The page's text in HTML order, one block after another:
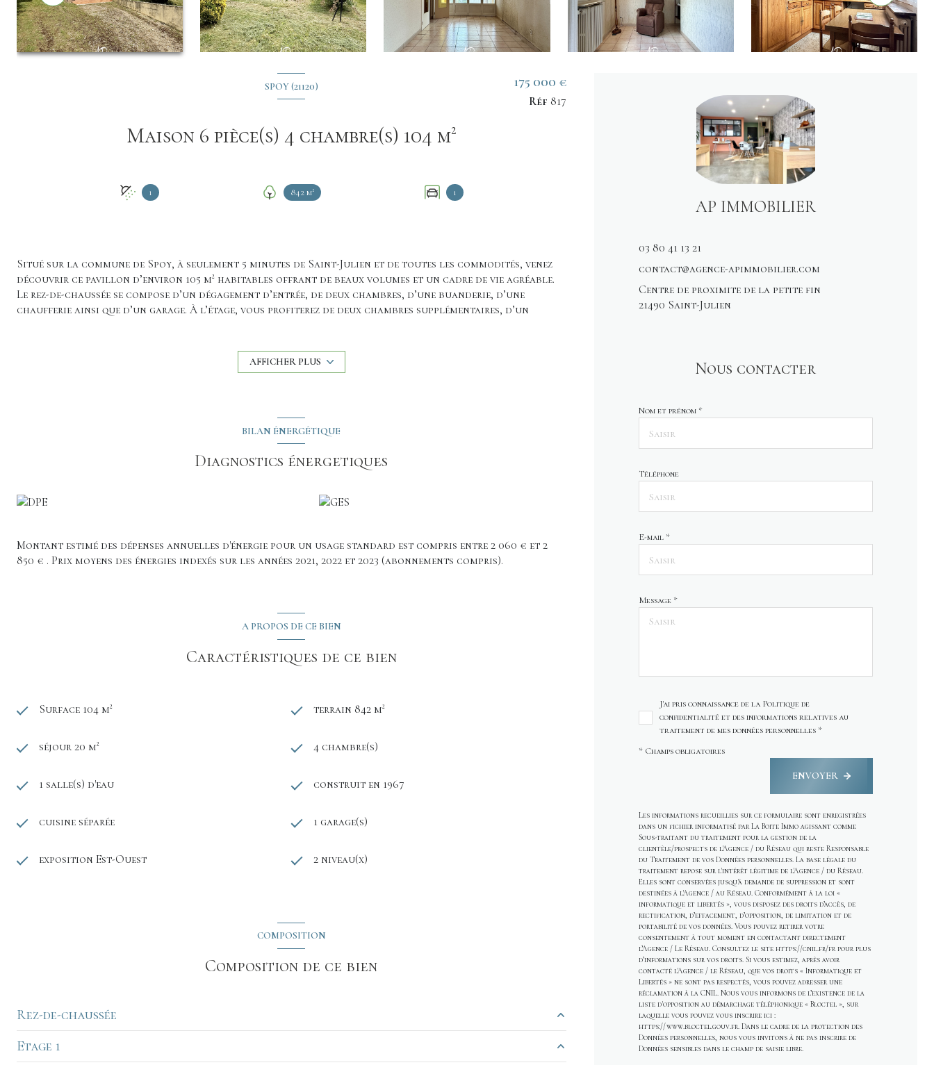
SPOY (21120)
Maison 6 pièce(s) 4 chambre(s) 104 m²
1 842 m² 1
175 000 €
Réf 817
Situé sur la commune de Spoy, à seulement 5 minutes de Saint-Julien et de toutes les commodités, venez
découvrir ce pavillon d’environ 105 m² habitables offrant de beaux volumes et un cadre de vie agréable.
Le rez-de-chaussée se compose d’un dégagement d’entrée, de deux chambres, d’une buanderie, d’une
chaufferie ainsi que d’un garage. À l’étage, vous profiterez de deux chambres supplémentaires, d’un
L’ensemble est implanté sur un joli terrain clos de 842 m² avec terrasse exposée OUEST.
La maison bénéficie de prestations déjà réalisées : double vitrage PVC, chauffage central fuel complété
N'hésitez pas à nous joindre pour organiser une visite !
AFFICHER PLUS
BILAN ÉNERGÉTIQUE
Diagnostics énergetiques
Montant estimé des dépenses annuelles d'énergie pour un usage standard est compris entre 2 060 € et 2
850 € . Prix moyens des énergies indexés sur les années 2021, 2022 et 2023 (abonnements compris).
A PROPOS DE CE BIEN
Caractéristiques de ce bien
Surface 104 m² terrain 842 m²
séjour 20 m² 4 chambre(s)
1 salle(s) d'eau construit en 1967
cuisine séparée 1 garage(s)
exposition Est-Ouest 2 niveau(x)
COMPOSITION
Composition de ce bien
Rez-de-chaussée
garage
Etage 1
AP IMMOBILIER
03 80 41 13 21
contact@agence-apimmobilier.com
Centre de proximite de la petite fin
21490 Saint-Julien
Nous contacter
Nom et prénom *
Téléphone
E-mail *
Message *
J'ai pris connaissance de la Politique de
confidentialité et des informations relatives au
traitement de mes données personnelles *
* Champs obligatoires
ENVOYER
Les informations recueillies sur ce formulaire sont enregistrées
dans un fichier informatisé par La Boite Immo agissant comme
Sous-traitant du traitement pour la gestion de la
clientèle/prospects de l'Agence / du Réseau qui reste Responsable
du Traitement de vos Données personnelles. La base légale du
traitement repose sur l'intérêt légitime de l'Agence / du Réseau.
Elles sont conservées jusqu'à demande de suppression et sont
destinées à l'Agence / au Réseau. Conformément à la loi «
informatique et libertés », vous disposez des droits d’accès, de
rectification, d’effacement, d’opposition, de limitation et de
portabilité de vos données. Vous pouvez retirer votre
consentement à tout moment en contactant directement
l’Agence / Le Réseau. Consultez le site https://cnil.fr/frpour plus
d’informations sur vos droits. Si vous estimez, après avoir
contacté l'Agence / le Réseau, que vos droits « Informatique et
Libertés » ne sont pas respectés, vous pouvez adresser une
réclamation à la CNIL. Nous vous informons de l’existence de la
liste d'opposition au démarchage téléphonique « Bloctel », sur
laquelle vous pouvez vous inscrire ici :
https://www.bloctel.gouv.fr. Dans le cadre de la protection des
Données personnelles, nous vous invitons à ne pas inscrire de
Données sensibles dans le champ de saisie libre.